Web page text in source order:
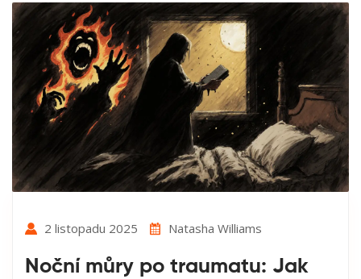
2 listopadu 2025 Natasha Williams
Noční můry po traumatu: Jak